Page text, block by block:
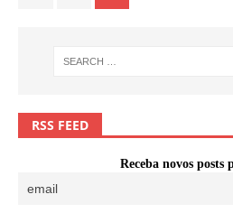
RSS FEED
Receba novos posts